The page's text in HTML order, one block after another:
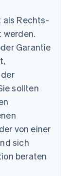
als Rechts-
werden.
Garantie
sollten
von einer
sich
beraten